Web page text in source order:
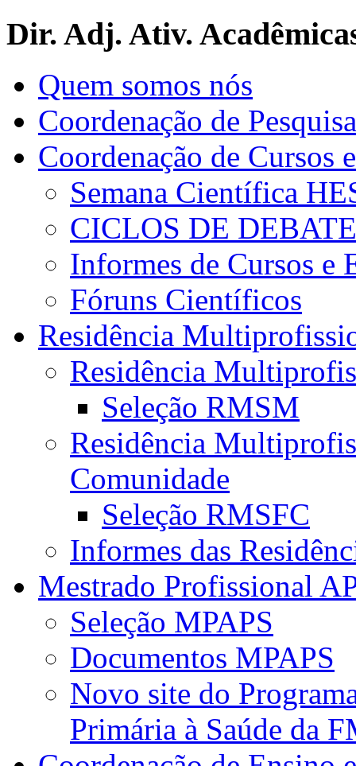
Dir. Adj. Ativ.
Quem somos nós
Coordenação de Pesquisa
Coordenação de Cursos
Semana Científica
CICLOS DE
Informes de Cursos e
Fóruns Científicos
Residência
Residência
Seleção RMSM
Residência
Comunidade
Seleção RMSFC
Informes das
Mestrado Profissional
Seleção MPAPS
Documentos MPAPS
Novo site do
Primária à Saúde da